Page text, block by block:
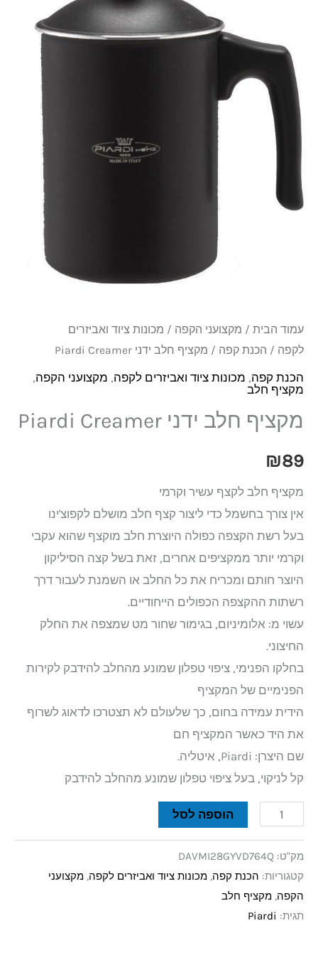
עמוד הבית / מקצועני הקפה / מכונות ציוד ואביזרים
לקפה / הכנת קפה / מקציף חלב ידני Piardi Creamer
הכנת קפה, מכונות ציוד ואביזרים לקפה, מקצועני הקפה,
מקציף חלב
מקציף חלב ידני Piardi Creamer
₪89
מקציף חלב לקצף עשיר וקרמי
אין צורך בחשמל כדי ליצור קצף חלב מושלם לקפוצ'ינו
בעל רשת הקצפה כפולה היוצרת חלב מוקצף שהוא עקבי
וקרמי יותר ממקציפים אחרים, זאת בשל קצה הסיליקון
היוצר חותם ומכריח את כל החלב או השמנת לעבור דרך
רשתות ההקצפה הכפולים הייחודיים.
עשוי מ: אלומיניום, בגימור שחור מט שמצפה את החלק
החיצוני.
בחלקו הפנימי, ציפוי טפלון שמונע מהחלב להידבק לקירות
הפנימיים של המקציף
הידית עמידה בחום, כך שלעולם לא תצטרכו לדאוג לשרוף
את היד כאשר המקציף חם
שם היצרן: Piardi, איטליה.
קל לניקוי, בעל ציפוי טפלון שמונע מהחלב להידבק
הוספה לסל
מק"ט: DAVMI28GYVD764Q
קטגוריות: הכנת קפה, מכונות ציוד ואביזרים לקפה, מקצועני
הקפה, מקציף חלב
תגית: Piardi